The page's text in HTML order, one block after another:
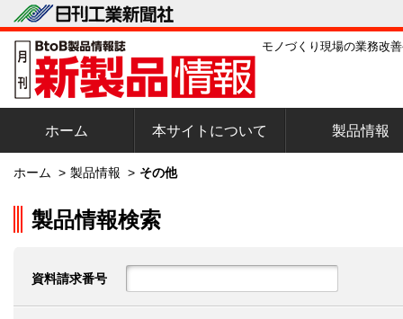
モノづくり現場の業務改
ホーム 本サイトについて 製品情報
ホーム > 製品情報 > その他
製品情報検索
資料請求番号